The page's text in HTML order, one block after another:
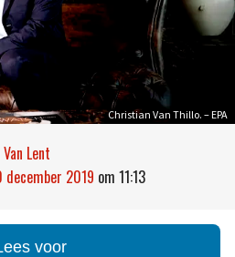
Christian Van Thillo. – EPA
Lent
december 2019 om 11:13
voor